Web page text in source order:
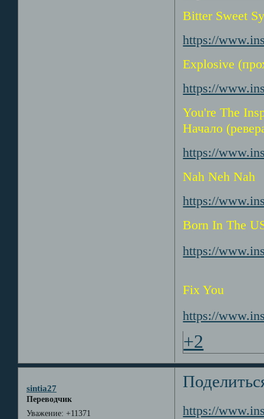
Bitter Sweet
https://
Explosive
https://
You're The
Начало
https://
Nah Neh Nah
https://
Born In The
https://
Fix You
https://
+2
sintia27
Переводчик
Уважение: +11371
https://